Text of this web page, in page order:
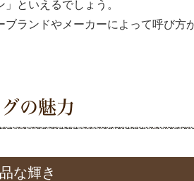
といえるでしょう。
ブランドやメーカーによって呼び
の魅力
な輝き